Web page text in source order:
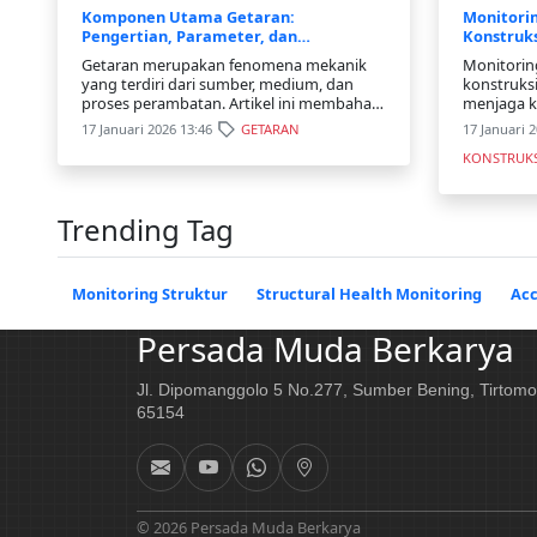
Komponen Utama Getaran:
Pengertian, Parameter, dan
Penerapannya
Getaran merupakan fenomena mekanik
yang terdiri dari sumber, medium, dan
proses perambatan. Artikel ini membahas
komponen utama getaran, parameter
penting, serta penerapannya dalam
monitoring dan rekayasa teknik.
17 Januari 2026 13:46 GETARAN
menjaga
17 Januari
Trending Tag
Monitoring Struktur Structural Health Monitoring
Persada Muda Berkarya
Jl. Dipomanggolo 5 No.277, Sumber Bening,
65154
© 2026 Persada Muda Berkarya